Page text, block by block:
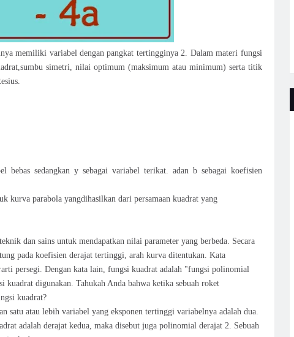
memiliki variabel dengan pangkat tertingginya 2. Dalam materi fungsi
simetri, nilai optimum (maksimum atau minimum) serta titik
bebas sedangkan y sebagai variabel terikat. adan b sebagai koefisien
kurva parabola yangdihasilkan dari persamaan kuadrat yang
dan sains untuk mendapatkan nilai parameter yang berbeda. Secara
pada koefisien derajat tertinggi, arah kurva ditentukan. Kata
persegi. Dengan kata lain, fungsi kuadrat adalah "fungsi polinomial
kuadrat digunakan. Tahukah Anda bahwa ketika sebuah roket
kuadrat?
satu atau lebih variabel yang eksponen tertinggi variabelnya adalah dua.
adalah derajat kedua, maka disebut juga polinomial derajat 2. Sebuah